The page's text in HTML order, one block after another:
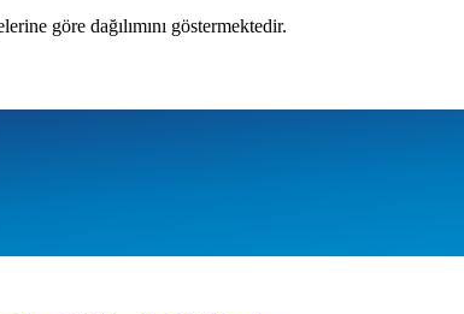
göre dağılımını göstermektedir.